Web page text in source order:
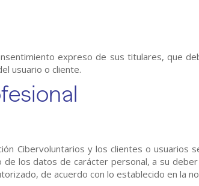
expreso de sus titulares, que
usuario o cliente.
Cibervoluntarios y los clientes o usuarios
los datos de carácter personal, a su
de acuerdo con lo establecido en la